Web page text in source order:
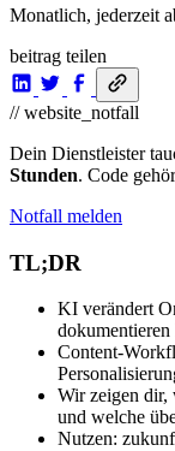
Monatlich, jederzeit
beitrag teilen
// website_notfall
Dein Dienstleister
Stunden. Code
Notfall melden
TL;DR
KI verändert
dokumentieren
Content-
Wir zeigen
und welche
Nutzen: